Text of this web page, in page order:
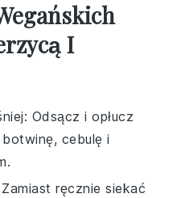
I
: Odsącz i opłucz
botwinę, cebulę i
ręcznie siekać